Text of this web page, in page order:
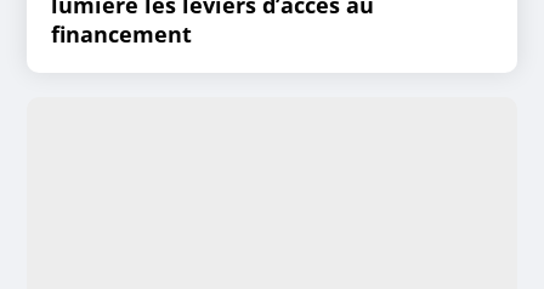
financement